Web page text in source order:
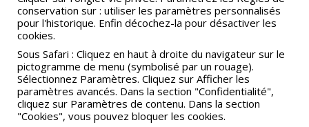
conservation sur : utiliser les paramètres personnalisés
pour l'historique. Enfin décochez-la pour désactiver les
cookies.
Sous Safari : Cliquez en haut à droite du navigateur sur le
pictogramme de menu (symbolisé par un rouage).
Sélectionnez Paramètres. Cliquez sur Afficher les
paramètres avancés. Dans la section "Confidentialité",
cliquez sur Paramètres de contenu. Dans la section
"Cookies", vous pouvez bloquer les cookies.